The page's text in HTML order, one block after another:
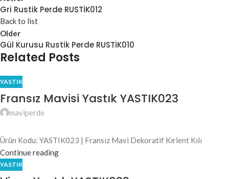
Gri Rustik Perde RUSTİK012
Back to list
Older
Gül Kurusu Rustik Perde RUSTİK010
Related Posts
YASTIK
Fransız Mavisi Yastık YASTIK023
maviperde
Ürün Kodu: YASTIK023 | Fransız Mavi Dekoratif Kırlent Kılı
Continue reading
YASTIK